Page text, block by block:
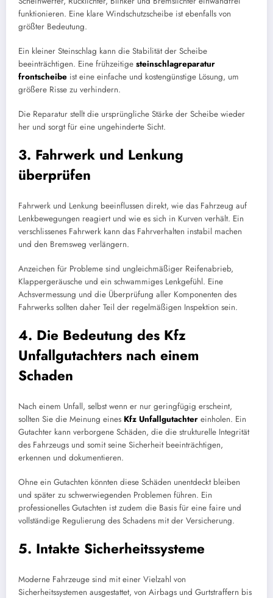
funktionieren. Eine klare Windschutzscheibe ist ebenfalls von
größter Bedeutung.
Ein kleiner Steinschlag kann die Stabilität der Scheibe
beeinträchtigen. Eine frühzeitige steinschlagreparatur
frontscheibe ist eine einfache und kostengünstige Lösung, um
größere Risse zu verhindern.
Die Reparatur stellt die ursprüngliche Stärke der Scheibe wieder
her und sorgt für eine ungehinderte Sicht.
3. Fahrwerk und Lenkung
überprüfen
Fahrwerk und Lenkung beeinflussen direkt, wie das Fahrzeug auf
Lenkbewegungen reagiert und wie es sich in Kurven verhält. Ein
verschlissenes Fahrwerk kann das Fahrverhalten instabil machen
und den Bremsweg verlängern.
Anzeichen für Probleme sind ungleichmäßiger Reifenabrieb,
Klappergeräusche und ein schwammiges Lenkgefühl. Eine
Achsvermessung und die Überprüfung aller Komponenten des
Fahrwerks sollten daher Teil der regelmäßigen Inspektion sein.
4. Die Bedeutung des Kfz
Unfallgutachters nach einem
Schaden
Nach einem Unfall, selbst wenn er nur geringfügig erscheint,
sollten Sie die Meinung eines Kfz Unfallgutachter einholen. Ein
Gutachter kann verborgene Schäden, die die strukturelle Integrität
des Fahrzeugs und somit seine Sicherheit beeinträchtigen,
erkennen und dokumentieren.
Ohne ein Gutachten könnten diese Schäden unentdeckt bleiben
und später zu schwerwiegenden Problemen führen. Ein
professionelles Gutachten ist zudem die Basis für eine faire und
vollständige Regulierung des Schadens mit der Versicherung.
5. Intakte Sicherheitssysteme
Moderne Fahrzeuge sind mit einer Vielzahl von
Sicherheitssystemen ausgestattet, von Airbags und Gurtstraffern bis